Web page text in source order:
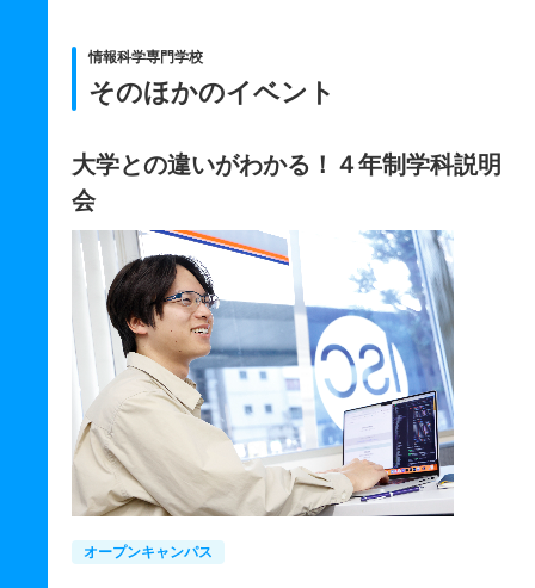
情報科学専門学校
そのほかのイベント
大学との違いがわかる！４年制学科説明
会
オープンキャンパス